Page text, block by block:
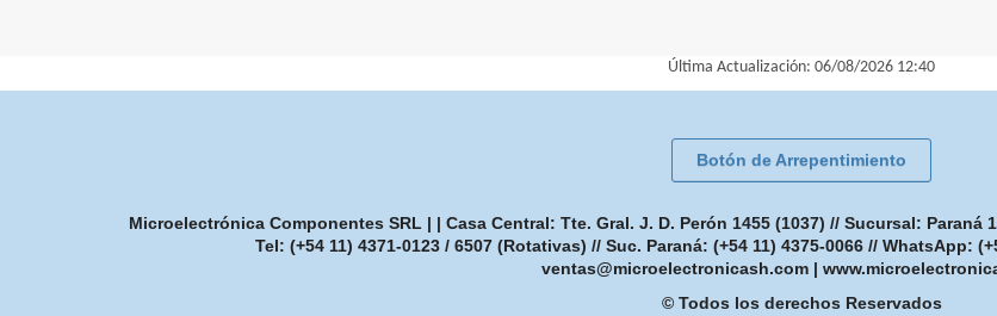
Última Actualización: 06/08/2026 12:40
Botón de Arrepentimiento
Microelectrónica Componentes SRL | | Casa Central: Tte. Gral. J. D. Perón 1455 (1037) // Sucursal:
Tel: (+54 11) 4371-0123 / 6507 (Rotativas) // Suc. Paraná: (+54 11) 4375-0066 // WhatsApp:
ventas@microelectronicash.com |
© Todos los derechos Reservados